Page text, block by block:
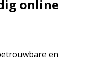
online
en